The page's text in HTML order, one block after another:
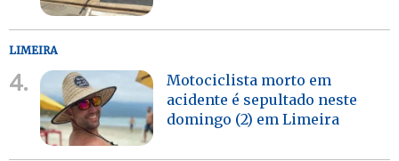
LIMEIRA
4.
Motociclista morto em
acidente é sepultado neste
domingo (2) em Limeira